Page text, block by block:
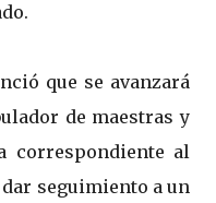
que se avanzará
de maestras y
correspondiente al
seguimiento a un